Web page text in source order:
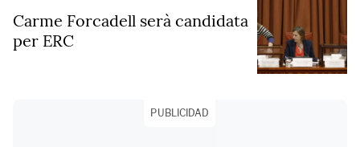
Carme Forcadell serà candidata
per ERC
PUBLICIDAD